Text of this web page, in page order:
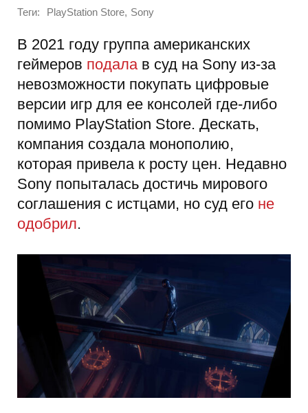
Теги: PlayStation Store, Sony
В 2021 году группа американских
геймеров подала в суд на Sony из-за
невозможности покупать цифровые
версии игр для ее консолей где-либо
помимо PlayStation Store. Дескать,
компания создала монополию,
которая привела к росту цен. Недавно
Sony попыталась достичь мирового
соглашения с истцами, но суд его не
одобрил.